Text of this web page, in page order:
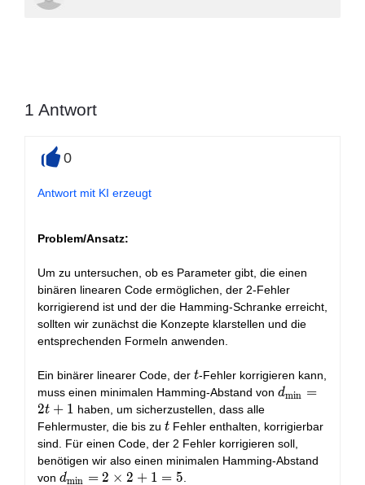
1 Antwort
0
Antwort mit KI erzeugt
Problem/Ansatz:
Um zu untersuchen, ob es Parameter gibt, die einen
binären linearen Code ermöglichen, der 2-Fehler
korrigierend ist und der die Hamming-Schranke erreicht,
sollten wir zunächst die Konzepte klarstellen und die
entsprechenden Formeln anwenden.
Ein binärer linearer Code, der t
t-Fehler korrigieren kann,
muss einen minimalen Hamming-Abstand von dmin =
2t + 1 haben, um sicherzustellen, dass alle
Fehlermuster, die bis zu t
t Fehler enthalten, korrigierbar
sind. Für einen Code, der 2 Fehler korrigieren soll,
benötigen wir also einen minimalen Hamming-Abstand
von d_{\text{min}}
dmin = 2 × 2 + 1 = 5